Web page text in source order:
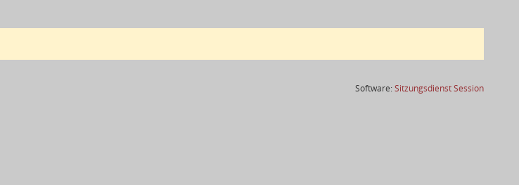
Software:SitzungsdienstSession(Wird in